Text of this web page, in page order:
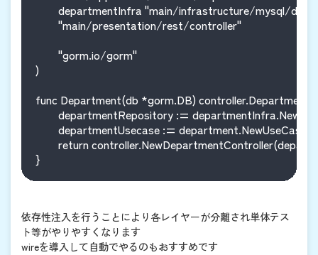
)
func Department(db *gorm.DB)
依存性注入を行うことにより各レイヤーが分離され単体テス
ト等がやりやすくなります
wireを導入して自動でやるのもおすすめです